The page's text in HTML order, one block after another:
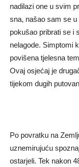
nadilazi one u svim
sna, našao sam se
pokušao pribrati se i
nelagode. Simptomi
povišena tjelesna
Ovaj osjećaj je
tijekom dugih
Po povratku na
uznemirujuću
ostarjeli. Tek nakon